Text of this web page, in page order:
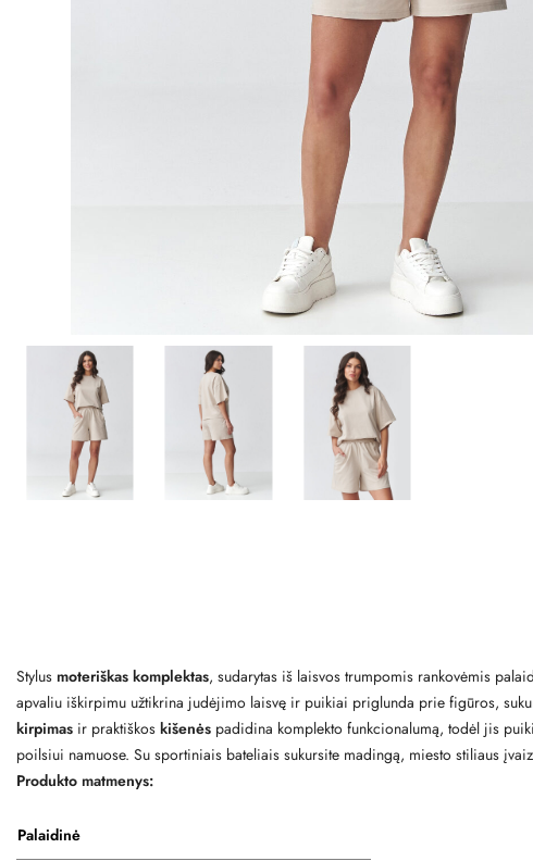
Stylus moteriškas komplektas, sudarytas iš laisvos trumpomis rankovėmis
apvaliu iškirpimu užtikrina judėjimo laisvę ir puikiai priglunda prie figūros,
kirpimas ir praktiškos kišenės padidina komplekto funkcionalumą, todėl jis
poilsiui namuose. Su sportiniais bateliais sukursite madingą, miesto stiliaus
Produkto matmenys:
Palaidinė